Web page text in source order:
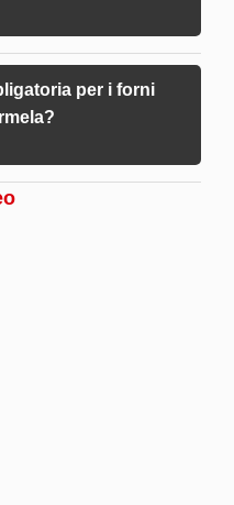
per i forni